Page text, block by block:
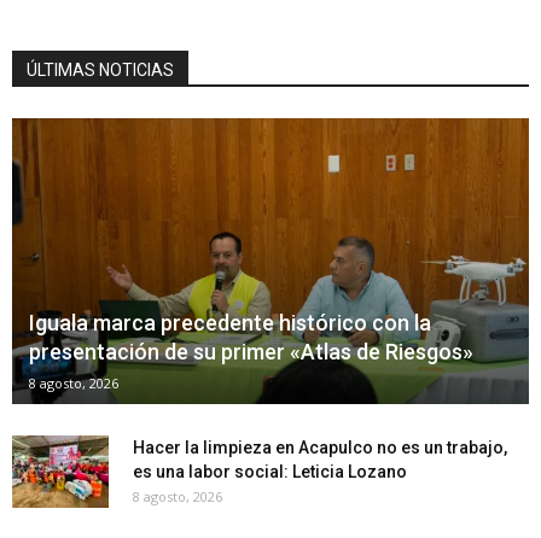
ÚLTIMAS NOTICIAS
Iguala marca precedente histórico con la
presentación de su primer «Atlas de Riesgos»
8 agosto, 2026
Hacer la limpieza en Acapulco no es un trabajo,
es una labor social: Leticia Lozano
8 agosto, 2026